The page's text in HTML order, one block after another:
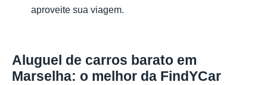
aproveite sua viagem.
Aluguel de carros barato em
Marselha: o melhor da FindYCar